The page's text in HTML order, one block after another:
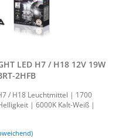
LED H7 / H18 12V 19W
​​2HFB
/ H18 Leucht­mit­tel | 1700
| 6000K Kalt-​Weiß |